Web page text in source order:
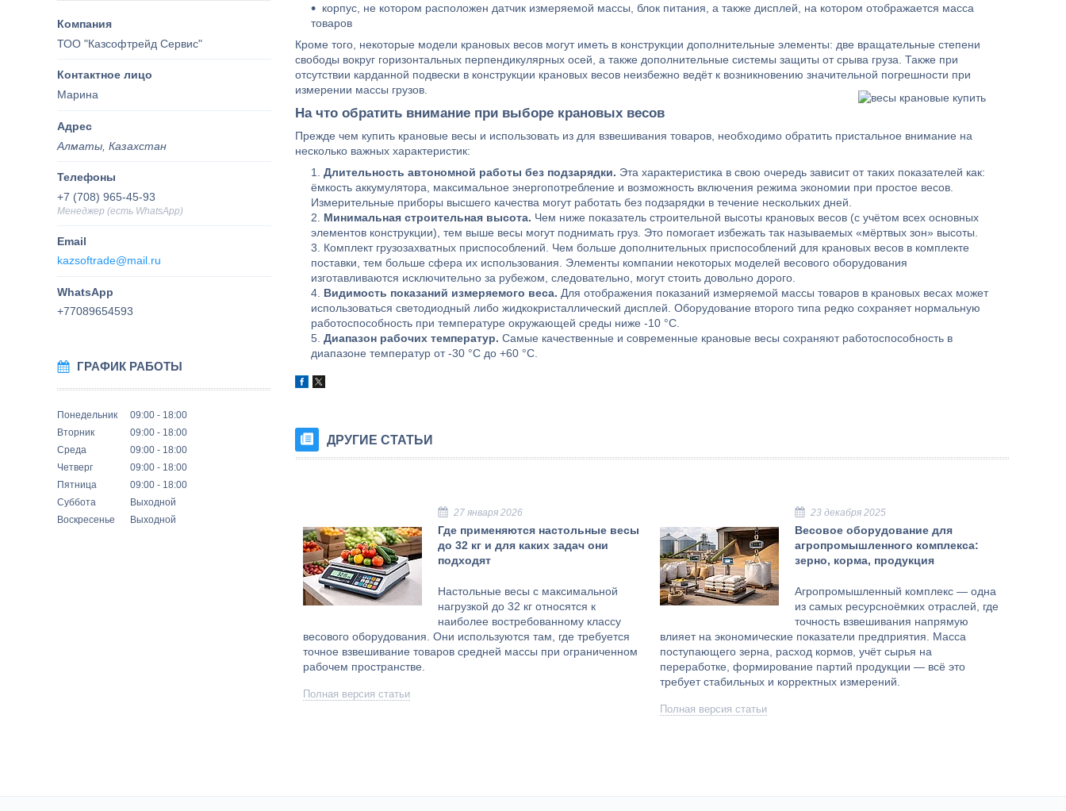
ТОО "Казсофтрейд Сервис"
Марина
Алматы, Казахстан
+7 (708) 965-45-93
Менеджер (есть WhatsApp)
kazsoftrade@mail.ru
+77089654593
ГРАФИК РАБОТЫ
Понедельник 09:00
18:00
Вторник
09:00
18:00
Среда
09:00
18:00
Четверг
09:00
18:00
Пятница
09:00
18:00
Суббота
Выходной
Воскресенье
Выходной
корпус, не котором расположен датчик измеряемой массы, блок питания, а также дисплей, на котором отображается масса
товаров
Кроме того, некоторые модели крановых весов могут иметь в конструкции дополнительные элементы: две вращательные степени
свободы вокруг горизонтальных перпендикулярных осей, а также дополнительные системы защиты от срыва груза. Также при
отсутствии карданной подвески в конструкции крановых весов неизбежно ведёт к возникновению значительной погрешности при
измерении массы грузов.
На что обратить внимание при выборе крановых весов
Прежде чем купить крановые весы и использовать из для взвешивания товаров, необходимо обратить пристальное внимание на
несколько важных характеристик:
Длительность автономной работы без подзарядки. Эта характеристика в свою очередь зависит от таких показателей как:
ёмкость аккумулятора, максимальное энергопотребление и возможность включения режима экономии при простое весов.
Измерительные приборы высшего качества могут работать без подзарядки в течение нескольких дней.
Минимальная строительная высота. Чем ниже показатель строительной высоты крановых весов (с учётом всех основных
элементов конструкции), тем выше весы могут поднимать груз. Это помогает избежать так называемых «мёртвых зон» высоты.
Комплект грузозахватных приспособлений. Чем больше дополнительных приспособлений для крановых весов в комплекте
поставки, тем больше сфера их использования. Элементы компании некоторых моделей весового оборудования
изготавливаются исключительно за рубежом, следовательно, могут стоить довольно дорого.
Видимость показаний измеряемого веса. Для отображения показаний измеряемой массы товаров в крановых весах может
использоваться светодиодный либо жидкокристаллический дисплей. Оборудование второго типа редко сохраняет нормальную
работоспособность при температуре окружающей среды ниже -10 °С.
Диапазон рабочих температур. Самые качественные и современные крановые весы сохраняют работоспособность в
диапазоне температур от -30 °С до +60 °С.
ДРУГИЕ СТАТЬИ
27 января 2026
Где применяются настольные весы
до 32 кг и для каких задач они
подходят
Настольные весы с максимальной
нагрузкой до 32 кг относятся к
наиболее востребованному классу
весового оборудования. Они используются там, где требуется
точное взвешивание товаров средней массы при ограниченном
рабочем пространстве.
Полная версия статьи
23 декабря 2025
Весовое оборудование для
агропромышленного комплекса:
зерно, корма, продукция
Агропромышленный комплекс — одна
из самых ресурсноёмких отраслей, где
точность взвешивания напрямую
влияет на экономические показатели предприятия. Масса
поступающего зерна, расход кормов, учёт сырья на
переработке, формирование партий продукции — всё это
требует стабильных и корректных измерений.
Полная версия статьи